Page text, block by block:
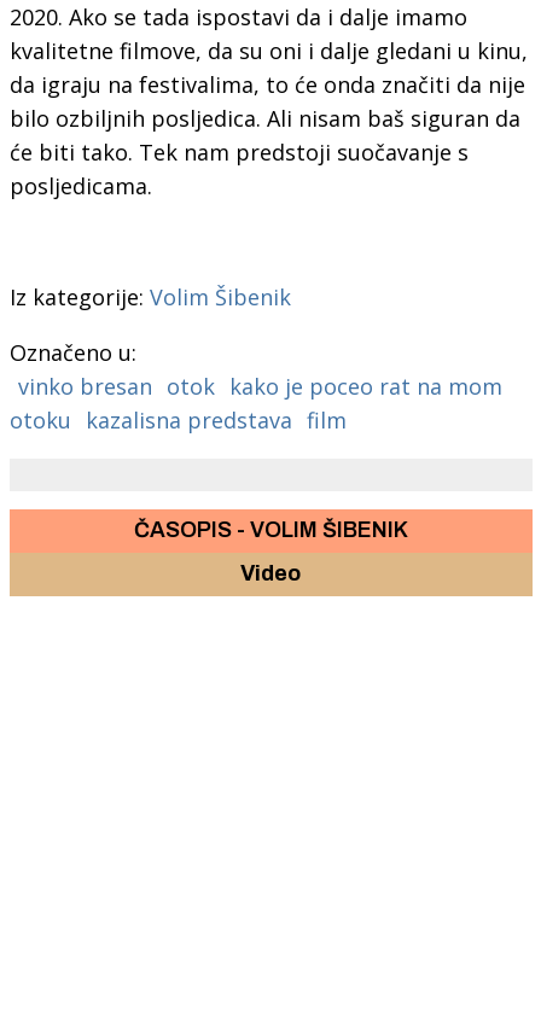
2020. Ako se tada ispostavi da i dalje imamo
kvalitetne filmove, da su oni i dalje gledani u kinu,
da igraju na festivalima, to će onda značiti da nije
bilo ozbiljnih posljedica. Ali nisam baš siguran da
će biti tako. Tek nam predstoji suočavanje s
posljedicama.
Iz kategorije: Volim Šibenik
Označeno u:
vinko bresan otok kako je poceo rat na mom
otoku
kazalisna predstava film
ČASOPIS - VOLIM ŠIBENIK
Video